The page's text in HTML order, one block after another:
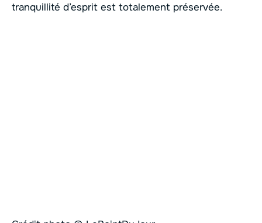
tranquillité d’esprit est totalement préservée.